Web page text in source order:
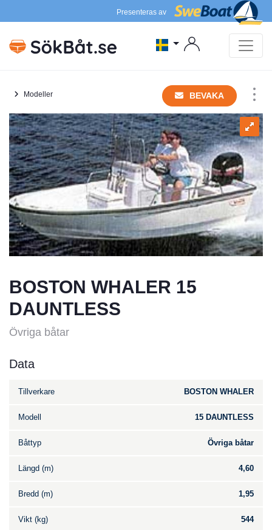
Presenteras av
Modeller BEVAKA
BOSTON WHALER 15
DAUNTLESS
Övriga båtar
Data
Tillverkare BOSTON WHALER
Modell 15 DAUNTLESS
Båttyp Övriga båtar
Längd (m) 4,60
Bredd (m) 1,95
Vikt (kg) 544